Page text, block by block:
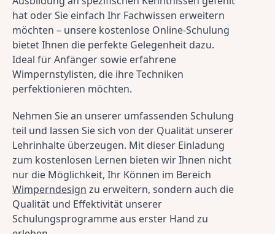
hat oder Sie einfach Ihr Fachwissen erweitern
möchten – unsere kostenlose Online-Schulung
bietet Ihnen die perfekte Gelegenheit dazu.
Ideal für Anfänger sowie erfahrene
Wimpernstylisten, die ihre Techniken
perfektionieren möchten.
Nehmen Sie an unserer umfassenden Schulung
teil und lassen Sie sich von der Qualität unserer
Lehrinhalte überzeugen. Mit dieser Einladung
zum kostenlosen Lernen bieten wir Ihnen nicht
Wimperndesign zu erweitern, sondern auch die
Qualität und Effektivität unserer
Schulungsprogramme aus erster Hand zu